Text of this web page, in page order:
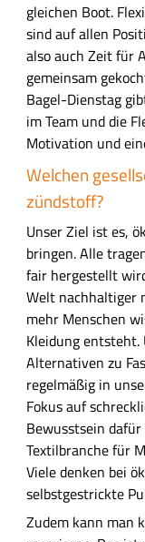
a
d
e
n
g
e
s
h
ä
f
t
z
ü
n
s
t
o
f
f
i
n
F
r
e
gleichen Boot.
sind auf allen
also auch Zeit für
gemeinsam
Bagel-Dienstag
im Team und die
Motivation und
Welchen
zündstoff?
Unser Ziel ist es,
bringen. Alle
fair hergestellt
Welt nachhaltiger
mehr Menschen
Kleidung entsteht.
Alternativen zu
regelmäßig in
Fokus auf
Bewusstsein
Textilbranche für
Viele denken bei
selbstgestrickte
Zudem kann man